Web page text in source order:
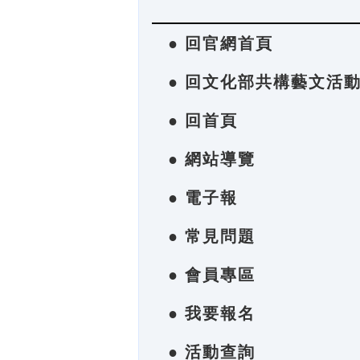
● 回官網首頁
● 回文化部共構藝文活
● 回首頁
● 網站導覽
● 電子報
● 常見問題
● 會員專區
● 我要報名
● 活動查詢